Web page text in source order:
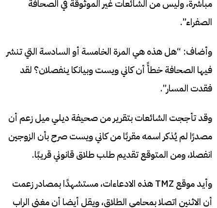
مباشرة، وليس من الشائعات غير الموثوقة في الصحافة
الصفراء”.
وأضاف: “هل هذه هي المرة الخامسة أو السادسة التي تنشر
فيها الصحافة خطأً أن كاني ويست وبيانكا ينفصلان؟ لقد
فقدت المسار”.
وقد تأججت الشائعات بتقرير من صحيفة ديلي ميل زعم أن
مصدرًا لم يُذكر اسمه مقربًا من كاني ويست صرح بأن الزوجين
انفصلا، ومن المتوقع تقديم طلب طلاق قانوني قريبًا.
وأيد موقع TMZ هذه الادعاءات، مستشهدًا بمصادر زعمت
أن الاثنين اتصلا بمحامي الطلاق، ويقل أيضا أن مغني الراب